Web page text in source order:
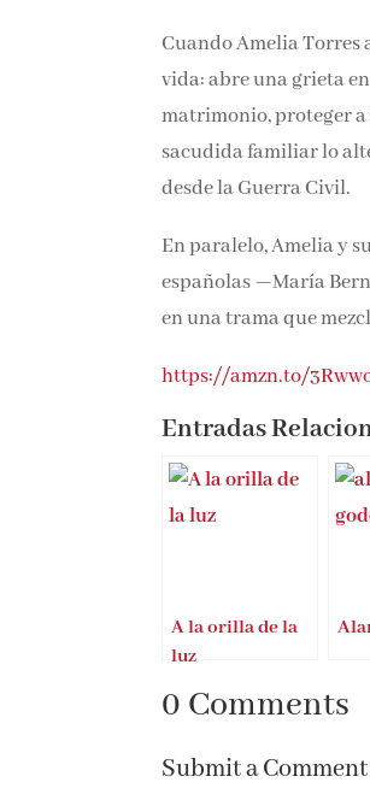
Cuando Amelia Torres
vida: abre una grieta
matrimonio, proteger a
sacudida familiar lo
desde la Guerra Civil.
En paralelo, Amelia y
españolas —María
en una trama que
https://amzn.to/
Entradas
A la orilla de la
luz
0 Comments
Submit a Comment